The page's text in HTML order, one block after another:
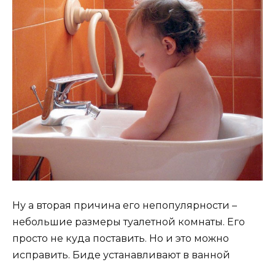
Ну а вторая причина его непопулярности –
небольшие размеры туалетной комнаты. Его
просто не куда поставить. Но и это можно
исправить. Биде устанавливают в ванной